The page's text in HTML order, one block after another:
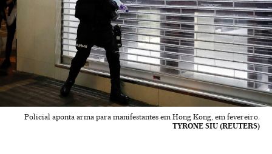
Policial aponta arma para manifestantes em Hong Kong, em fevereiro.
TYRONE SIU (REUTERS)